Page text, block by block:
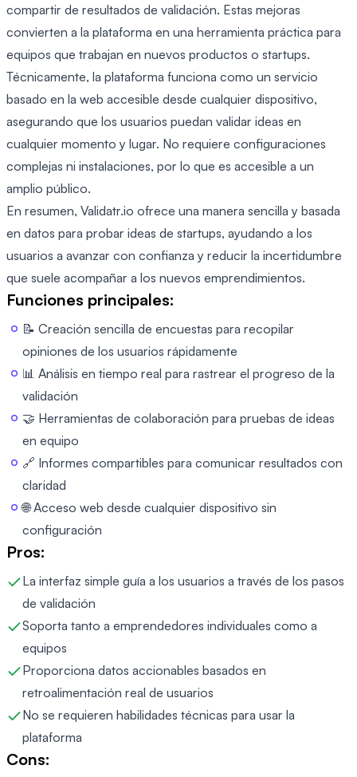
compartir de resultados de validación. Estas mejoras
convierten a la plataforma en una herramienta práctica para
equipos que trabajan en nuevos productos o startups.
Técnicamente, la plataforma funciona como un servicio
basado en la web accesible desde cualquier dispositivo,
asegurando que los usuarios puedan validar ideas en
cualquier momento y lugar. No requiere configuraciones
complejas ni instalaciones, por lo que es accesible a un
amplio público.
En resumen, Validatr.io ofrece una manera sencilla y basada
en datos para probar ideas de startups, ayudando a los
usuarios a avanzar con confianza y reducir la incertidumbre
que suele acompañar a los nuevos emprendimientos.
Funciones principales:
📝 Creación sencilla de encuestas para recopilar
opiniones de los usuarios rápidamente
📊 Análisis en tiempo real para rastrear el progreso de la
validación
🤝 Herramientas de colaboración para pruebas de ideas
en equipo
🔗 Informes compartibles para comunicar resultados con
claridad
🌐 Acceso web desde cualquier dispositivo sin
configuración
Pros:
La interfaz simple guía a los usuarios a través de los pasos
de validación
Soporta tanto a emprendedores individuales como a
equipos
Proporciona datos accionables basados en
retroalimentación real de usuarios
No se requieren habilidades técnicas para usar la
plataforma
Cons: